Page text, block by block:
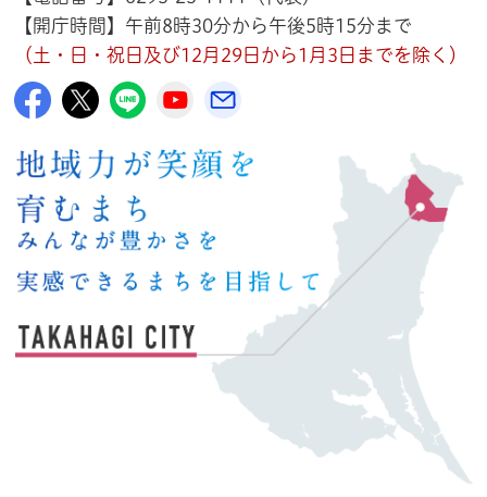
【開庁時間】午前8時30分から午後5時15分まで
（土・日・祝日及び12月29日から1月3日までを除く）
高萩市公式Facebook
高萩市公式X
高萩市公式LINE
高萩市YouTube公式チャンネル